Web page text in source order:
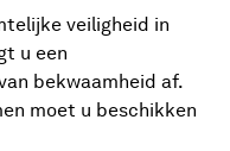
veiligheid in
u een
bekwaamheid af.
moet u beschikken